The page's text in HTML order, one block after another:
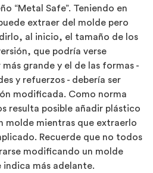
“Metal Safe”. Teniendo en
extraer del molde pero
al inicio, el tamaño de los
que podría verse
grande y el de las formas -
y refuerzos - debería ser
modificada. Como norma
resulta posible añadir plástico
molde mientras que extraerlo
Recuerde que no todos
modificando un molde
más adelante.